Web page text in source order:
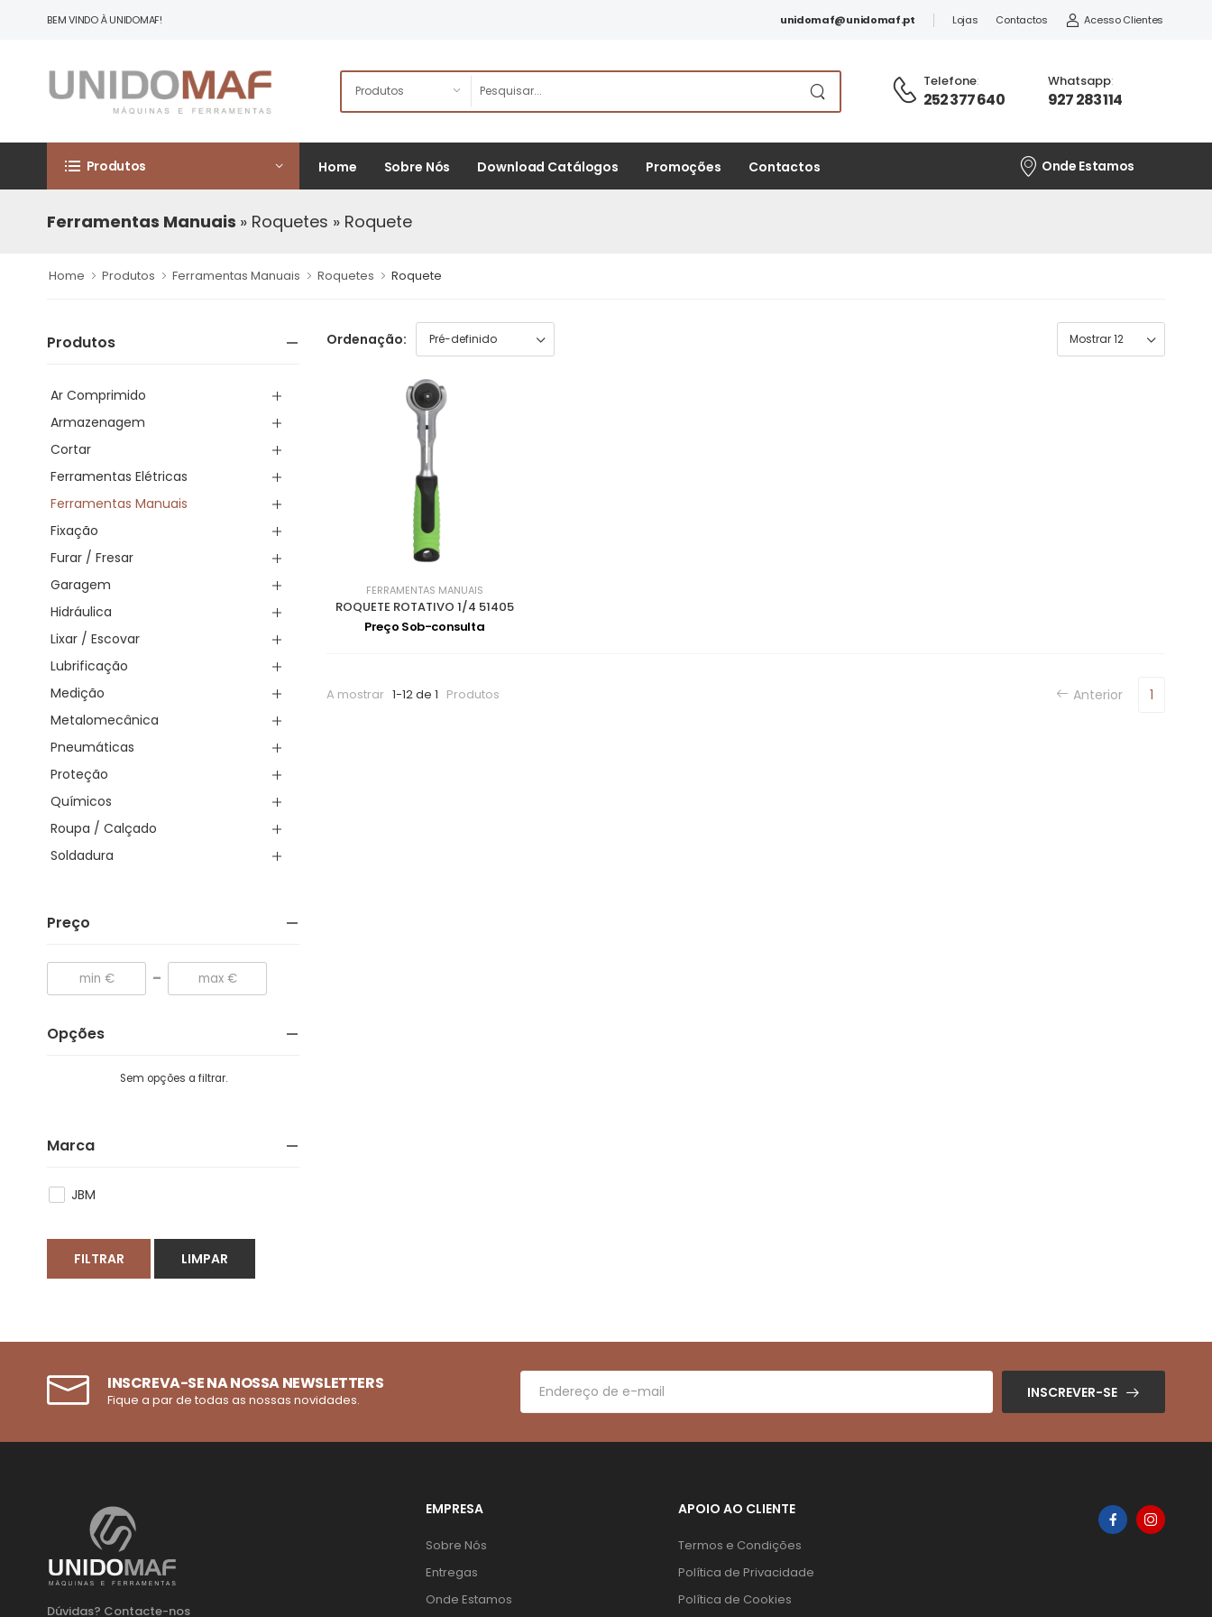
BEM VINDO À UNIDOMAF! unidomaf@unidomaf.pt Lojas Contactos Acesso Clientes
Telefone:
252 377 640
Whatsapp:
927 283 114
Produtos Home Sobre Nós Download Catálogos Promoções Contactos Onde Estamos
Ferramentas Manuais » Roquetes » Roquete
Home Produtos Ferramentas Manuais Roquetes Roquete
Produtos
Ar Comprimido
Armazenagem
Cortar
Ferramentas Elétricas
Ferramentas Manuais
Fixação
Furar / Fresar
Garagem
Hidráulica
Lixar / Escovar
Lubrificação
Medição
Metalomecânica
Pneumáticas
Proteção
Químicos
Roupa / Calçado
Soldadura
Preço
-
Opções
Sem opções a filtrar.
Marca
JBM
FILTRAR LIMPAR
Ordenação:
FERRAMENTAS MANUAIS
ROQUETE ROTATIVO 1/4 51405
Preço Sob-consulta
A mostrar 1-12 de 1 Produtos Anterior 1
INSCREVA-SE NA NOSSA NEWSLETTERS
Fique a par de todas as nossas novidades. INSCREVER-SE
Dúvidas? Contacte-nos
EMPRESA
Sobre Nós
Entregas
Onde Estamos
APOIO AO CLIENTE
Termos e Condições
Política de Privacidade
Política de Cookies